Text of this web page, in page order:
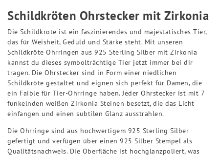
Schildkröten Ohrstecker mit Zirkonia
Die Schildkröte ist ein faszinierendes und majestätisches Tier,
das für Weisheit, Geduld und Stärke steht. Mit unseren
Schildkröte Ohrringen aus 925 Sterling Silber mit Zirkonia
kannst du dieses symbolträchtige Tier jetzt immer bei dir
tragen. Die Ohrstecker sind in Form einer niedlichen
Schildkröte gestaltet und eignen sich perfekt für Damen, die
ein Faible für Tier-Ohrringe haben. Jeder Ohrstecker ist mit 7
funkelnden weißen Zirkonia Steinen besetzt, die das Licht
einfangen und einen subtilen Glanz ausstrahlen.
Die Ohrringe sind aus hochwertigem 925 Sterling Silber
gefertigt und verfügen über einen 925 Silber Stempel als
Qualitätsnachweis. Die Oberfläche ist hochglanzpoliert, was